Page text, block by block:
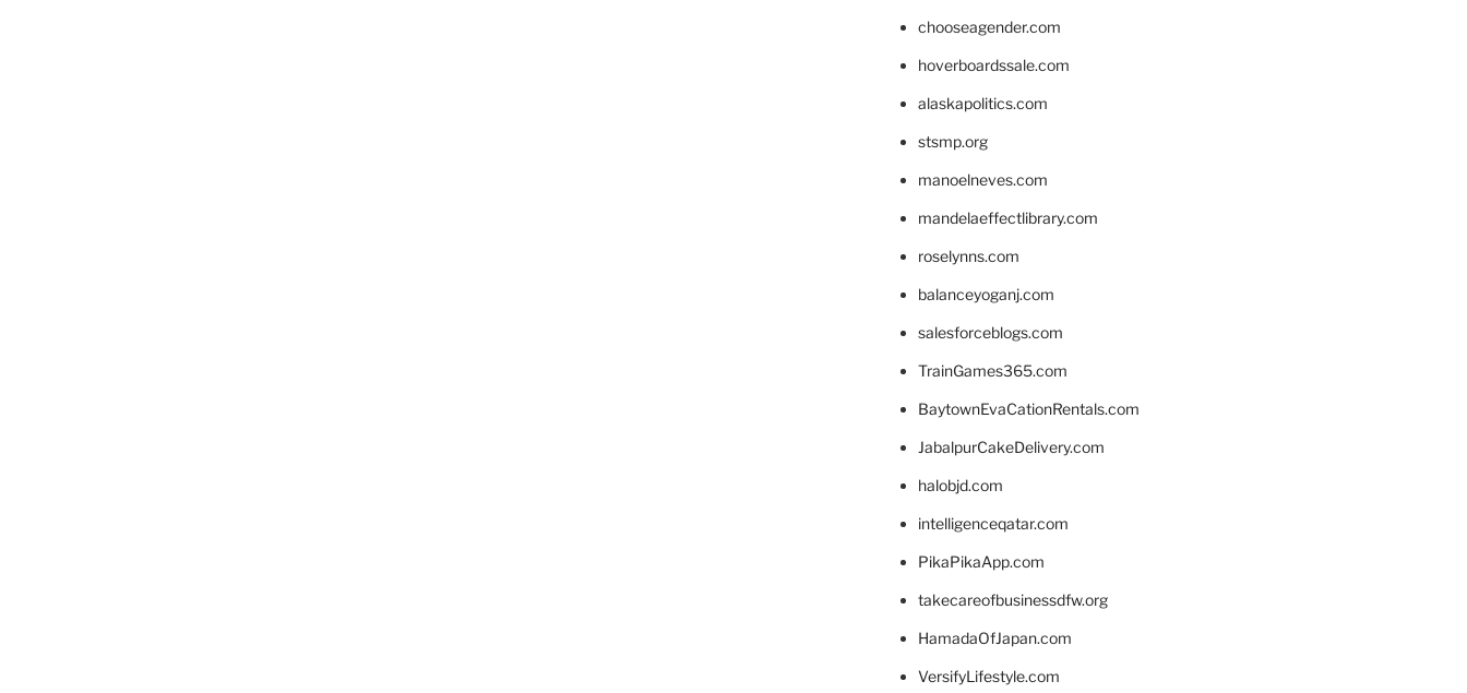
chooseagender.com
hoverboardssale.com
alaskapolitics.com
stsmp.org
manoelneves.com
mandelaeffectlibrary.com
roselynns.com
balanceyoganj.com
salesforceblogs.com
TrainGames365.com
BaytownEvaCationRentals.com
JabalpurCakeDelivery.com
halobjd.com
intelligenceqatar.com
PikaPikaApp.com
takecareofbusinessdfw.org
HamadaOfJapan.com
VersifyLifestyle.com